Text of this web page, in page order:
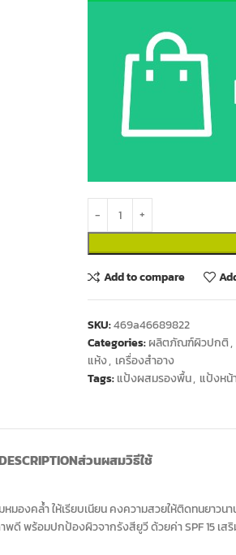
Add to compare
SKU:469a46689822
Categories:ผลิตภัณฑ์ผิวปกติ,
แห้ง, เครื่องสำอาง
Tags:แป้งผสมรองพื้น, แป้งหน้
ส่วนผสมวิธีใช้
องคล้ำ ให้เรียบเนียน คงความสวยให้ติดทนยา
พร้อมปกป้องผิวจากรังสียูวี ด้วยค่า SPF 15 เส